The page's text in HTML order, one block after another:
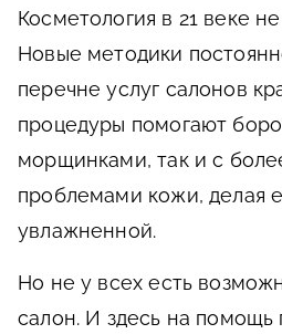
Косметология в 21 веке
Новые методики
перечне услуг салонов
процедуры помогают
морщинками, так и с
проблемами кожи, делая
увлажненной.
Но не у всех есть
салон. И здесь на помощь